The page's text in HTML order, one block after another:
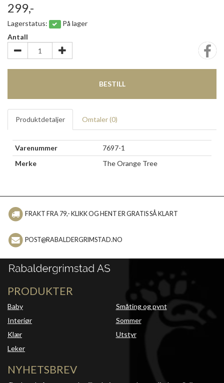
299,-
Lagerstatus:
På lager
Antall
BESTILL
Produktdetaljer Omtaler (0)
Varenummer
7697-1
Merke
The Orange Tree
FRAKT FRA 79,- KLIKK OG HENT ER GRATIS SÅ KLART
POST@RABALDERGRIMSTAD.NO
PRODUKTER
Baby
Interiør
Klær
Leker
Småting og pynt
Sommer
Utstyr
NYHETSBREV